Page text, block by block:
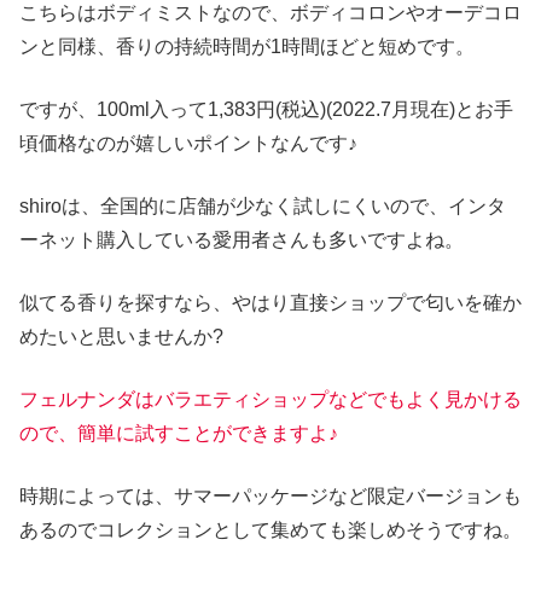
こちらはボディミストなので、ボディコロンやオーデコロ
ンと同様、香りの持続時間が1時間ほどと短めです。
ですが、100ml入って1,383円(税込)(2022.7月現在)とお手
頃価格なのが嬉しいポイントなんです♪
shiroは、全国的に店舗が少なく試しにくいので、インタ
ーネット購入している愛用者さんも多いですよね。
似てる香りを探すなら、やはり直接ショップで匂いを確か
めたいと思いませんか?
フェルナンダはバラエティショップなどでもよく見かける
ので、簡単に試すことができますよ♪
時期によっては、サマーパッケージなど限定バージョンも
あるのでコレクションとして集めても楽しめそうですね。